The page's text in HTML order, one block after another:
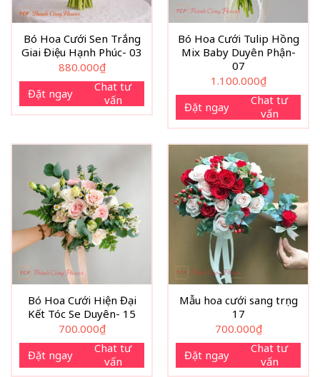
Bó Hoa Cưới Sen Trắng
Giai Điệu Hạnh Phúc- 03
880.000₫
Đặt ngay
Chat tư
vấn
Bó Hoa Cưới Tulip Hồng
Mix Baby Duyên Phận-
07
1.100.000₫
Đặt ngay
Chat tư
vấn
Bó Hoa Cưới Hiện Đại
Kết Tóc Se Duyên- 15
700.000₫
Đặt ngay
Chat tư
vấn
Mẫu hoa cưới sang trọng
17
700.000₫
Đặt ngay
Chat tư
vấn